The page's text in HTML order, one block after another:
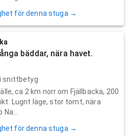
för denna stuga →
bäddar, nära havet.
snittbetyg
ca 2 km norr om Fjällbacka, 200
Lugnt läge, stor tomt, nära
för denna stuga →